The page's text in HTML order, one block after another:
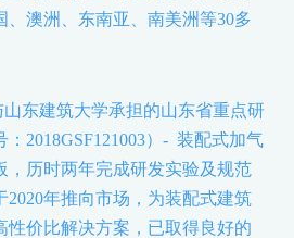
、澳洲、东南亚、南美洲等30多
东建筑大学承担的山东省重点研
2018GSF121003） - 装配式加气
，历时两年完成研发实验及规范
2020年推向市场，为装配式建筑
性价比解决方案，已取得良好的